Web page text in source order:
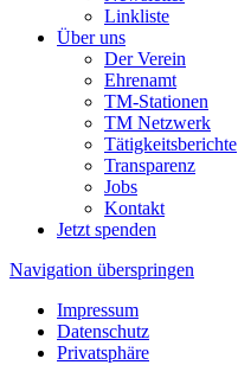
Linkliste
Über uns
Der Verein
Ehrenamt
TM-Stationen
TM Netzwerk
Tätigkeitsberichte
Transparenz
Jobs
Kontakt
Jetzt spenden
Navigation überspringen
Impressum
Datenschutz
Privatsphäre